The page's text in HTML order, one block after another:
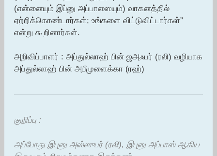
(என்னையும் இப்னு அப்பாஸையும்) வாகனத்தில்
ஏற்றிக்கொண்டார்கள்; உங்களை விட்டுவிட்டார்கள்”
என்று கூறினார்கள்.
அறிவிப்பாளர் : அப்துல்லாஹ் பின் ஜஅஃபர் (ரலி) வழியாக
அப்துல்லாஹ் பின் அபீமுளைக்கா (ரஹ்)
குறிப்பு :
அப்போது இபுனு அஸ்ஸுபர் (ரலி), இபுனு அப்பாஸ் ஆகிய